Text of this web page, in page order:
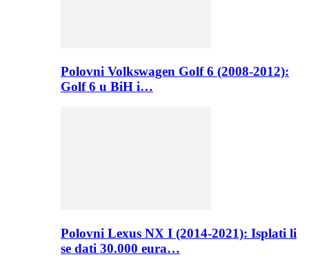
Polovni Volkswagen Golf 6 (2008-2012):
Golf 6 u BiH i…
Polovni Lexus NX I (2014-2021): Isplati li
se dati 30.000 eura…